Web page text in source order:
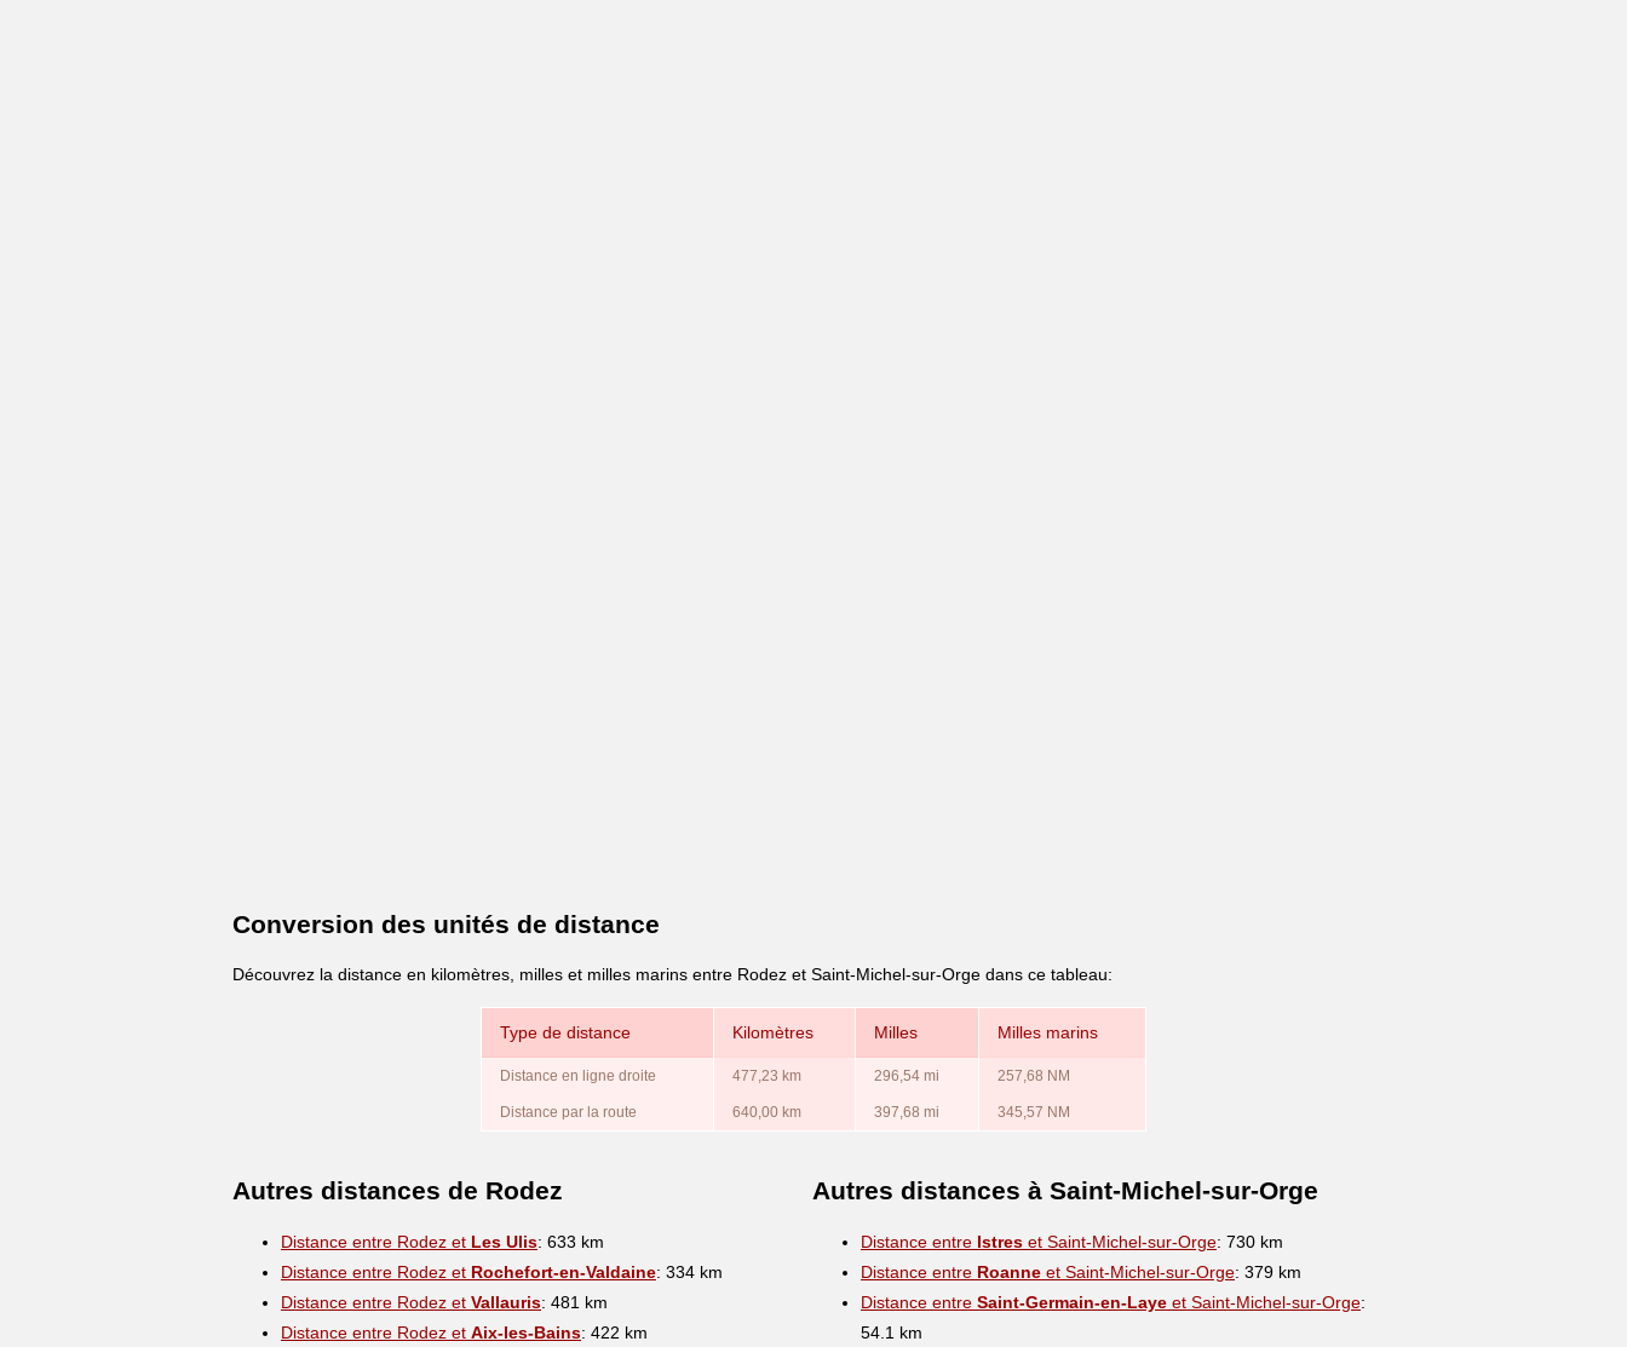
Conversion des unités de distance
Découvrez la distance en kilomètres, milles et milles marins entre Rodez et Saint-Michel-sur-Orge dans ce tableau:
Type de distance Kilomètres Milles Milles marins
Distance en ligne droite 477,23 km 296,54 mi 257,68 NM
Distance par la route 640,00 km 397,68 mi 345,57 NM
Autres distances de Rodez
Distance entre Rodez et Les Ulis: 633 km
Distance entre Rodez et Rochefort-en-Valdaine: 334 km
Distance entre Rodez et Vallauris: 481 km
Distance entre Rodez et Aix-les-Bains: 422 km
Autres distances à Saint-Michel-sur-Orge
Distance entre Istres et Saint-Michel-sur-Orge: 730 km
Distance entre Roanne et Saint-Michel-sur-Orge: 379 km
Distance entre Saint-Germain-en-Laye et Saint-Michel-sur-Orge:
54.1 km